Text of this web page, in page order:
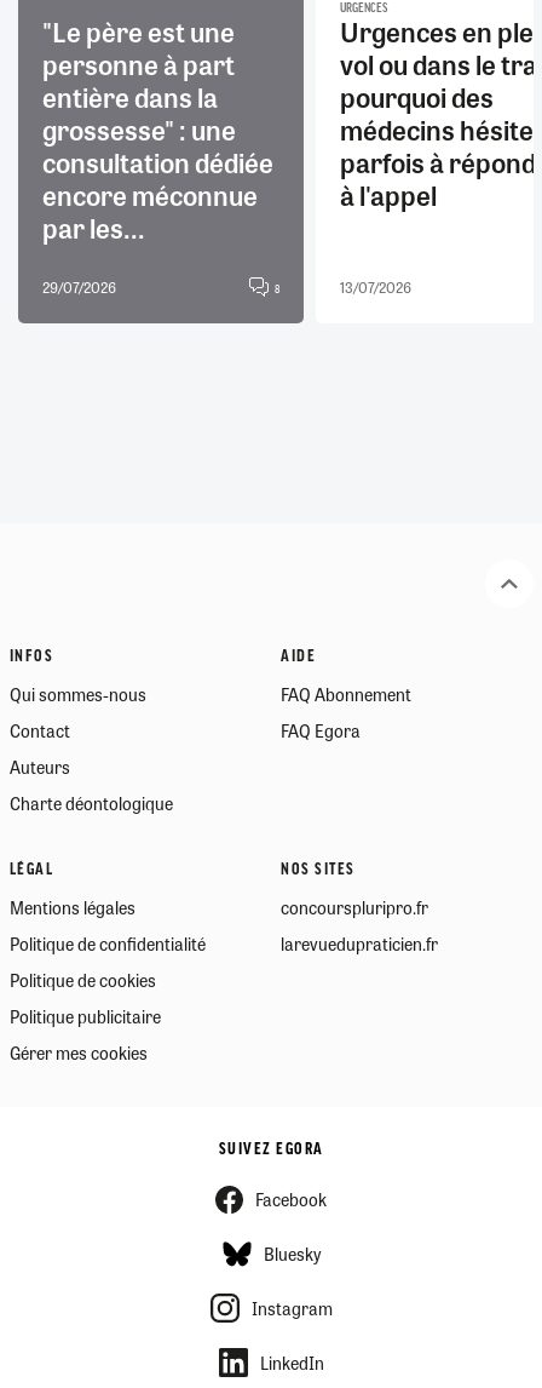
"Le père est une
personne à part
entière dans la
grossesse" : une
consultation dédiée
encore méconnue
par les...
29/07/2026 8
URGENCES
Urgences en
vol ou dans le
pourquoi des
médecins
parfois à
à l'appel
13/07/2026
INFOS
Qui sommes-nous
Contact
Auteurs
Charte déontologique
AIDE
FAQ Abonnement
FAQ Egora
LÉGAL
Mentions légales
Politique de confidentialité
Politique de cookies
Politique publicitaire
Gérer mes cookies
NOS SITES
concourspluripro.fr
larevuedupraticien.fr
SUIVEZ EGORA
Facebook
Bluesky
Instagram
LinkedIn